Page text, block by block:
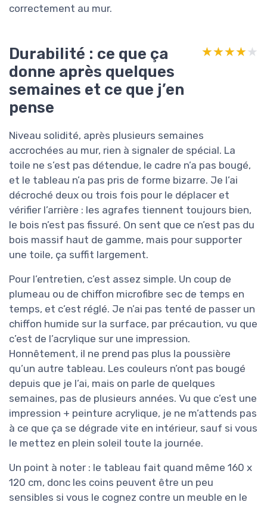
correctement au mur.
Durabilité : ce que ça
donne après quelques
semaines et ce que j’en
pense
★★★★★
★★★★★
Niveau solidité, après plusieurs semaines
accrochées au mur, rien à signaler de spécial. La
toile ne s’est pas détendue, le cadre n’a pas bougé,
et le tableau n’a pas pris de forme bizarre. Je l’ai
décroché deux ou trois fois pour le déplacer et
vérifier l’arrière : les agrafes tiennent toujours bien,
le bois n’est pas fissuré. On sent que ce n’est pas du
bois massif haut de gamme, mais pour supporter
une toile, ça suffit largement.
Pour l’entretien, c’est assez simple. Un coup de
plumeau ou de chiffon microfibre sec de temps en
temps, et c’est réglé. Je n’ai pas tenté de passer un
chiffon humide sur la surface, par précaution, vu que
c’est de l’acrylique sur une impression.
Honnêtement, il ne prend pas plus la poussière
qu’un autre tableau. Les couleurs n’ont pas bougé
depuis que je l’ai, mais on parle de quelques
semaines, pas de plusieurs années. Vu que c’est une
impression + peinture acrylique, je ne m’attends pas
à ce que ça se dégrade vite en intérieur, sauf si vous
le mettez en plein soleil toute la journée.
Un point à noter : le tableau fait quand même 160 x
120 cm, donc les coins peuvent être un peu
sensibles si vous le cognez contre un meuble en le